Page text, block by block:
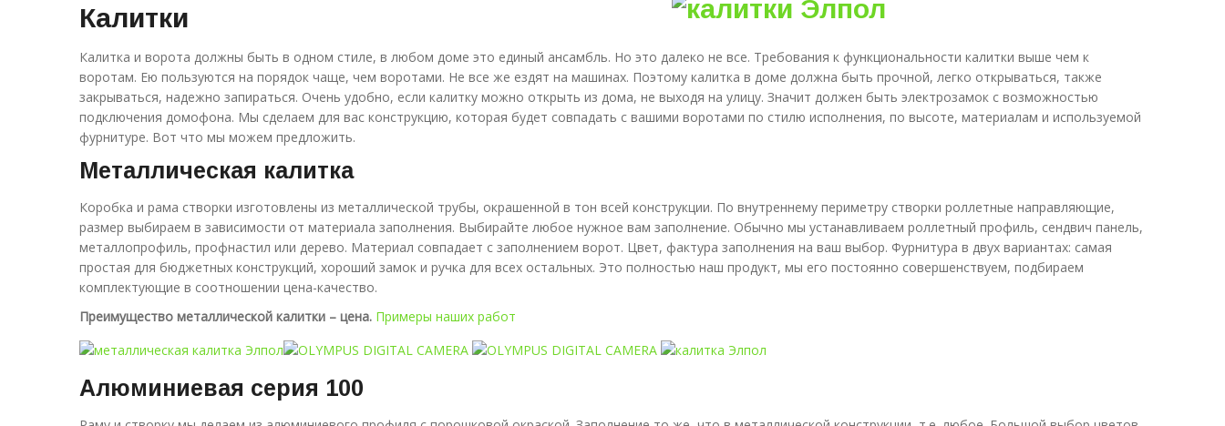
Калитки
Калитка и ворота должны быть в одном стиле, в любом доме это единый ансамбль. Но это далеко не все. Требования к функциональности калитки выше чем к
воротам. Ею пользуются на порядок чаще, чем воротами. Не все же ездят на машинах. Поэтому калитка в доме должна быть прочной, легко открываться, также
закрываться, надежно запираться. Очень удобно, если калитку можно открыть из дома, не выходя на улицу. Значит должен быть электрозамок с возможностью
подключения домофона. Мы сделаем для вас конструкцию, которая будет совпадать с вашими воротами по стилю исполнения, по высоте, материалам и используемой
фурнитуре. Вот что мы можем предложить.
Металлическая калитка
Коробка и рама створки изготовлены из металлической трубы, окрашенной в тон всей конструкции. По внутреннему периметру створки роллетные направляющие,
размер выбираем в зависимости от материала заполнения. Выбирайте любое нужное вам заполнение. Обычно мы устанавливаем роллетный профиль, сендвич панель,
металлопрофиль, профнастил или дерево. Материал совпадает с заполнением ворот. Цвет, фактура заполнения на ваш выбор. Фурнитура в двух вариантах: самая
простая для бюджетных конструкций, хороший замок и ручка для всех остальных. Это полностью наш продукт, мы его постоянно совершенствуем, подбираем
комплектующие в соотношении цена-качество.
Преимущество металлической калитки – цена. Примеры наших работ
Алюминиевая серия 100